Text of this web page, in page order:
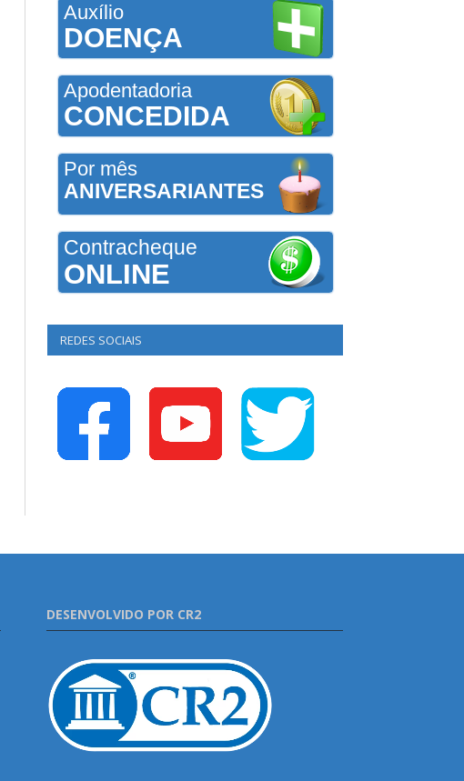
Auxílio
DOENÇA
Apodentadoria
CONCEDIDA
Por mês
ANIVERSARIANTES
Contracheque
ONLINE
REDES SOCIAIS
DESENVOLVIDO POR CR2